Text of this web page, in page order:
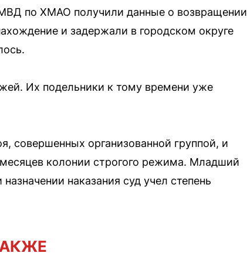
по ХМАО получили данные о возвращении
и задержали в городском округе
Их подельники к тому времени уже
совершенных организованной группой, и
колонии строгого режима. Младший
наказания суд учел степень